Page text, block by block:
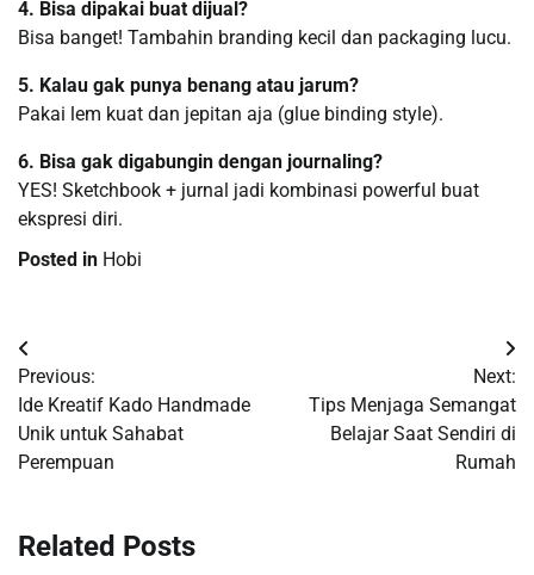
4. Bisa dipakai buat dijual?
Bisa banget! Tambahin branding kecil dan packaging lucu.
5. Kalau gak punya benang atau jarum?
Pakai lem kuat dan jepitan aja (glue binding style).
6. Bisa gak digabungin dengan journaling?
YES! Sketchbook + jurnal jadi kombinasi powerful buat
ekspresi diri.
Posted in Hobi
Navigasi
pos
Previous:
Ide Kreatif Kado Handmade
Unik untuk Sahabat
Perempuan
Next:
Tips Menjaga Semangat
Belajar Saat Sendiri di
Rumah
Related Posts